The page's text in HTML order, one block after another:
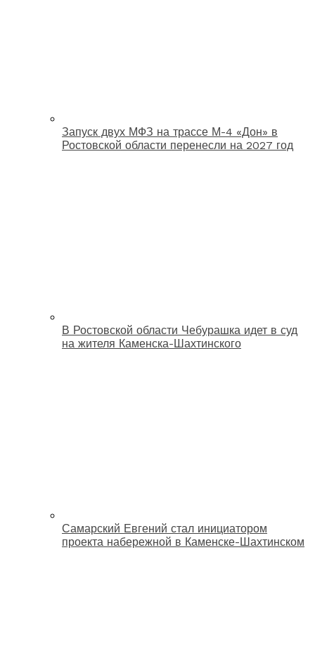
Запуск двух МФЗ на трассе М-4 «Дон» в
Ростовской области перенесли на 2027 год
В Ростовской области Чебурашка идет в суд
на жителя Каменска-Шахтинского
Самарский Евгений стал инициатором
проекта набережной в Каменске-Шахтинском